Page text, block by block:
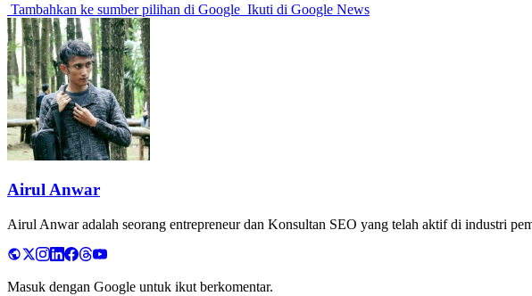
Tambahkan ke sumber pilihan di Google Ikuti di Google News
Airul Anwar
Airul Anwar adalah seorang entrepreneur dan Konsultan SEO yang telah aktif di industri
Masuk dengan Google untuk ikut berkomentar.